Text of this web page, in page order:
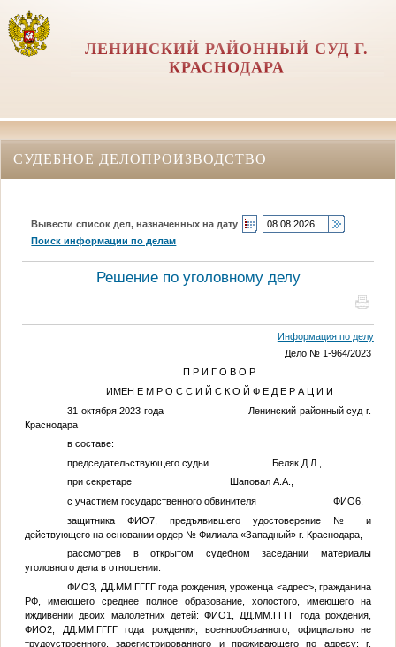
ЛЕНИНСКИЙ РАЙОННЫЙ СУД Г.
КРАСНОДАРА
СУДЕБНОЕ ДЕЛОПРОИЗВОДСТВО
Вывести список дел, назначенных на дату
Поиск информации по делам
Решение по уголовному делу
Информация по делу
Дело № 1-964/2023
П Р И Г О В О Р
ИМЕН Е М Р О С С И Й С К О Й Ф Е Д Е Р А Ц И И
31 октября 2023 года Ленинский районный суд г.
Краснодара
в составе:
председательствующего судьи Беляк Д.Л.,
при секретаре Шаповал А.А.,
с участием государственного обвинителя ФИО6,
защитника ФИО7 , предъявившего удостоверение №
и
действующего на основании ордер №Филиала «Западный» г. Краснодара,
рассмотрев в открытом судебном заседании материалы
уголовного дела в отношении:
ФИО3, ДД.ММ.ГГГГгода рождения, уроженца <адрес>, гражданина
РФ, имеющего среднее полное образование, холостого, имеющего на
иждивении двоих малолетних детей:ФИО1 ДД.ММ.ГГГГ года рождения,
ФИО2, ДД.ММ.ГГГГгода рождения, военнообязанного, официально не
трудоустроенного, зарегистрированного и проживающего по адресу: г.